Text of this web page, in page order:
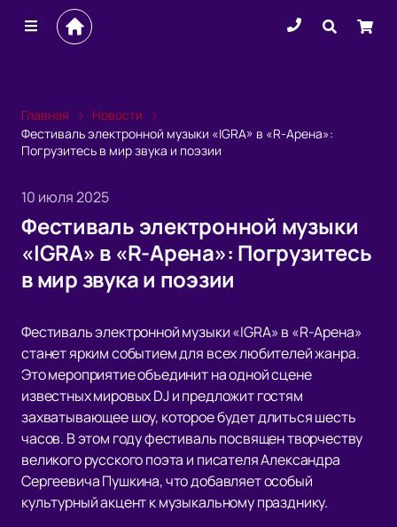
Главная
Новости
Фестиваль электронной музыки «IGRA» в «R-Арена»:
Погрузитесь в мир звука и поэзии
10 июля 2025
Фестиваль электронной музыки
«IGRA» в «R-Арена»: Погрузитесь
в мир звука и поэзии
Фестиваль электронной музыки «IGRA» в «R-Арена»
станет ярким событием для всех любителей жанра.
Это мероприятие объединит на одной сцене
известных мировых DJ и предложит гостям
захватывающее шоу, которое будет длиться шесть
часов. В этом году фестиваль посвящен творчеству
великого русского поэта и писателя Александра
Сергеевича Пушкина, что добавляет особый
культурный акцент к музыкальному празднику.